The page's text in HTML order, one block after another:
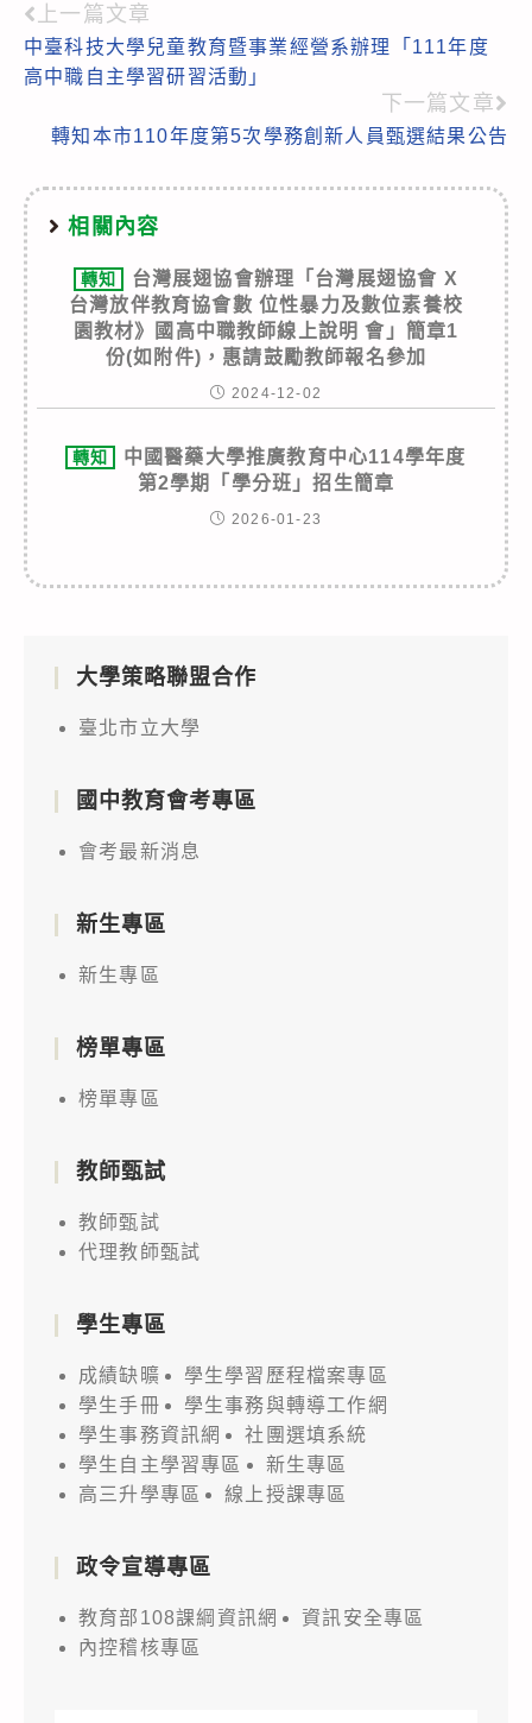
Read
more
上一篇文章
中臺科技大學兒童教育暨事業經營系辦理「111年度
高中職自主學習研習活動」
下一篇文章
轉知本市110年度第5次學務創新人員甄選結果公告
相關內容
轉知
台灣展翅協會辦理「台灣展翅協會 X
台灣放伴教育協會數 位性暴力及數位素養校
園教材》國高中職教師線上說明 會」簡章1
份(如附件)，惠請鼓勵教師報名參加
2024-12-02
轉知
中國醫藥大學推廣教育中心114學年度
第2學期「學分班」招生簡章
2026-01-23
大學策略聯盟合作
臺北市立大學
國中教育會考專區
會考最新消息
新生專區
新生專區
榜單專區
榜單專區
教師甄試
教師甄試
代理教師甄試
學生專區
成績缺曠
學生學習歷程檔案專區
學生手冊
學生事務與轉導工作網
學生事務資訊網
社團選填系統
學生自主學習專區
新生專區
高三升學專區
線上授課專區
政令宣導專區
教育部108課綱資訊網
資訊安全專區
內控稽核專區